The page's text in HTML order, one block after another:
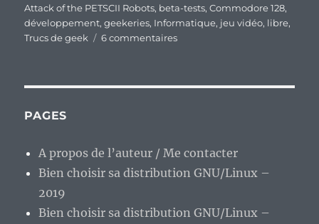
le
Attack of the PETSCII Robots, beta-tests,Commodore 128,
développement,geekeries, Informatique, jeu vidéo, libre,
Trucs de geek
6 commentairessur
de
jeu
avec
PAGES
A propos de l’auteur / Me contacter
Bien choisir sa distribution GNU/Linux –
2019
Bien choisir sa distribution GNU/Linux –